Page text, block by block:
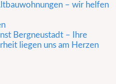
– wir helfen
Bergneustadt – Ihre
liegen uns am Herzen